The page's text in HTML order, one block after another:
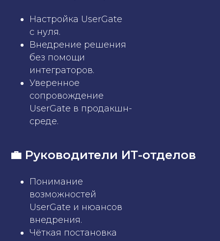
Настройка UserGate
с нуля.
Внедрение решения
без помощи
интеграторов.
Уверенное
сопровождение
UserGate в продакшн-
среде.
💼 Руководители ИТ-отделов
Понимание
возможностей
UserGate и нюансов
внедрения.
Чёткая постановка